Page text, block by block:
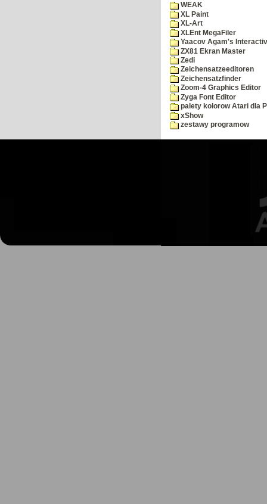
WEAK
XL Paint
XL-Art
XLEnt MegaFiler
Yaacov Agam's
ZX81 Ekran Master
Zedi
Zeichensatzeeditoren
Zeichensatzfinder
Zoom-4 Graphics Editor
Zyga Font Editor
palety kolorow Atari dla
xShow
zestawy programow